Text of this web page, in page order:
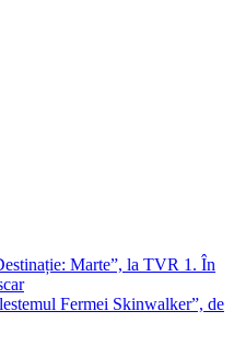
Marte”, la TVR 1. În
Fermei Skinwalker”, de